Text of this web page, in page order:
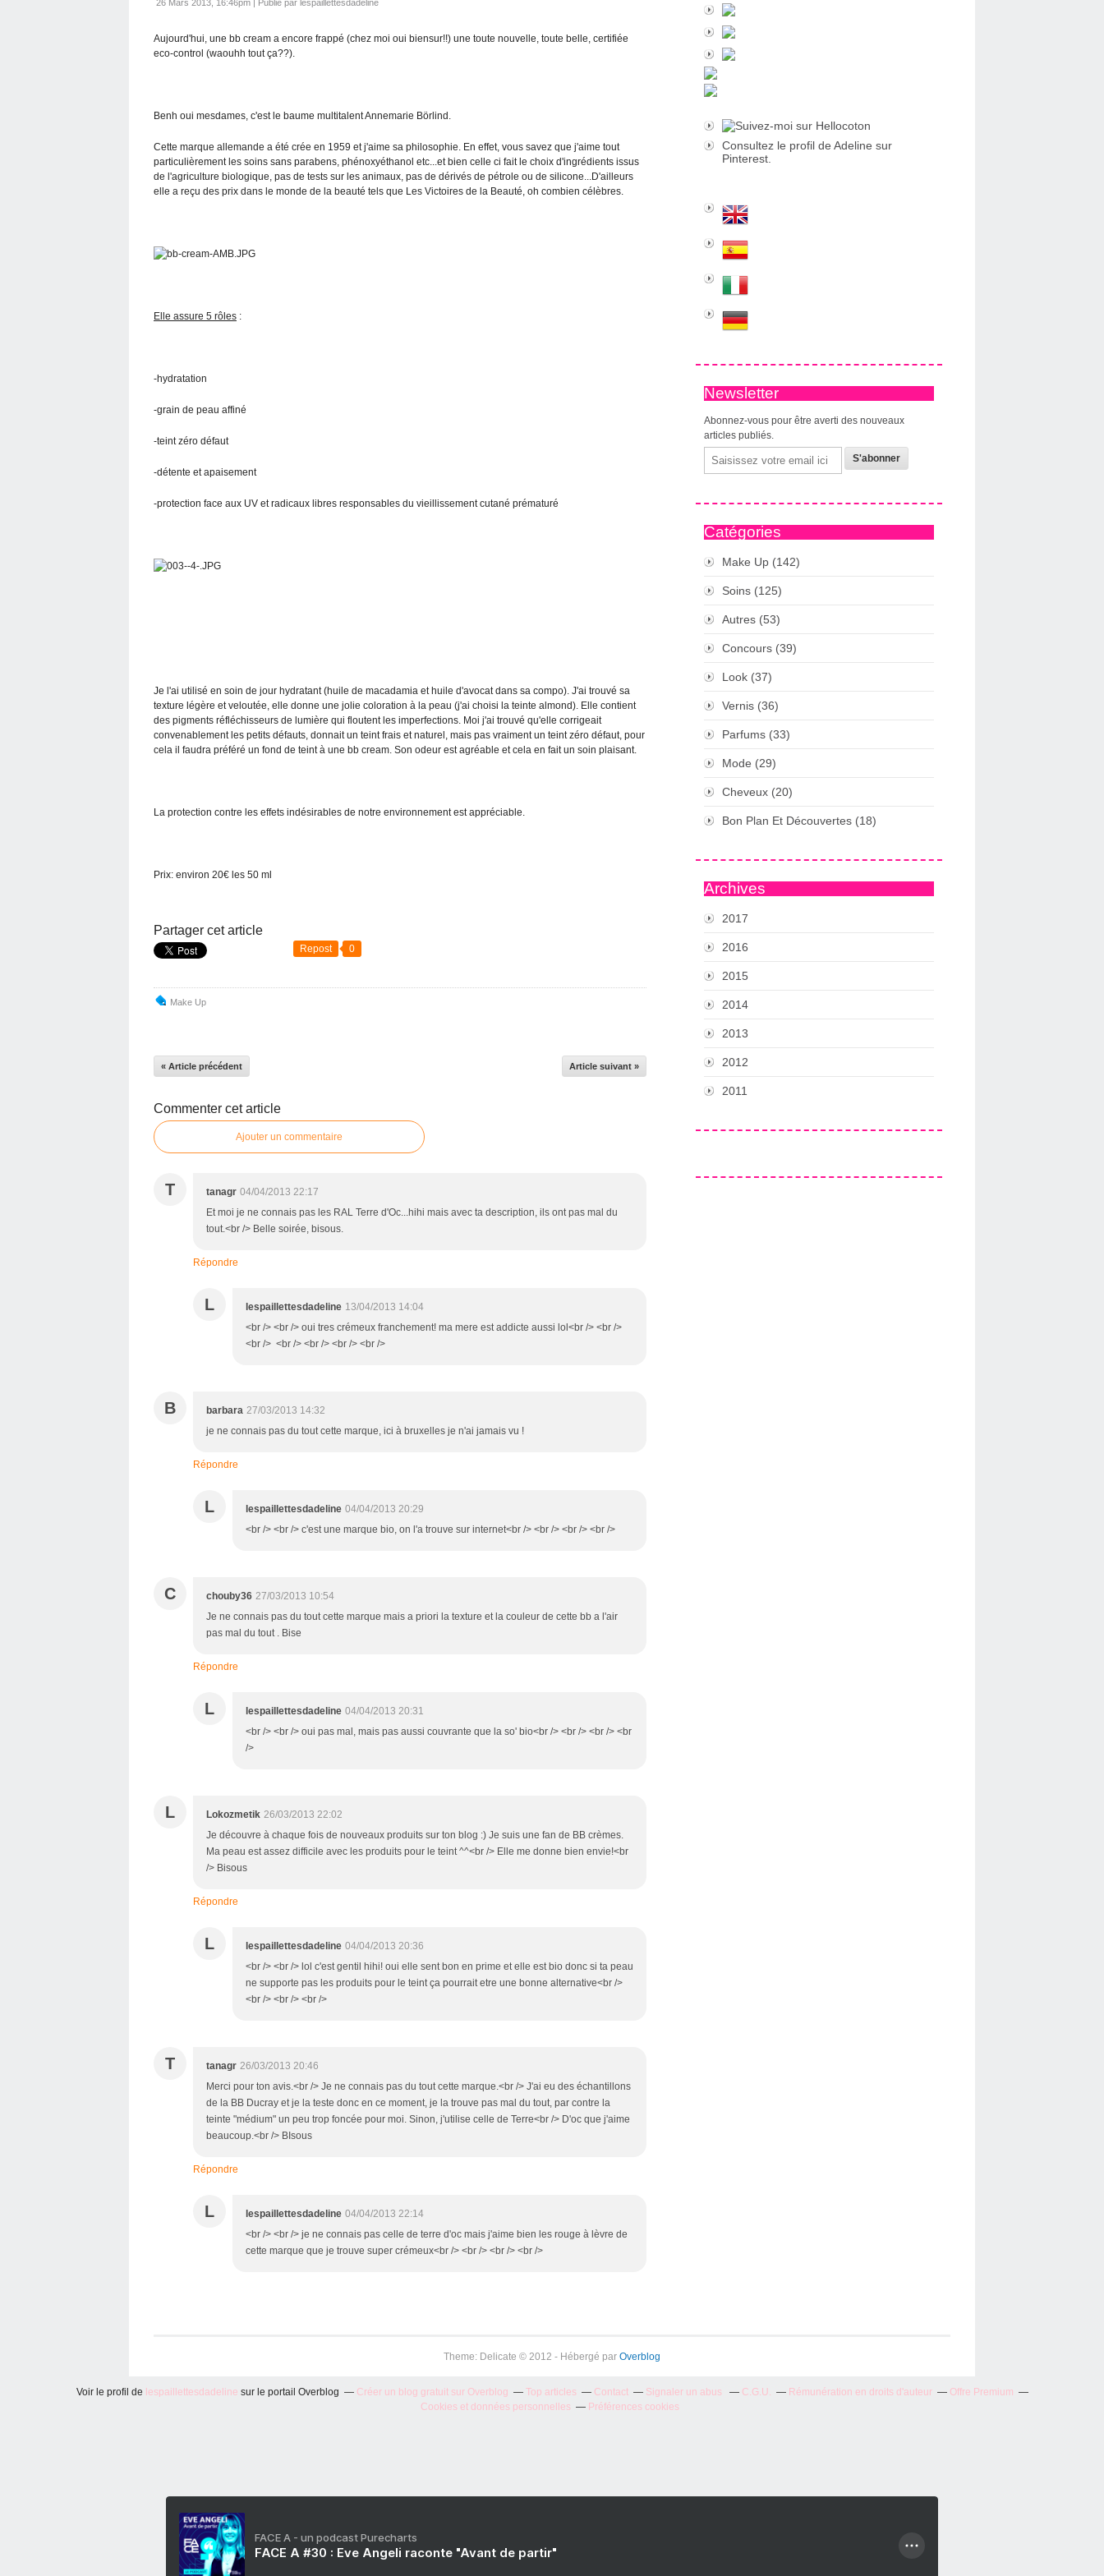
26 Mars 2013, 16:46pm | Publié par lespaillettesdadeline
Aujourd'hui, une bb cream a encore frappé (chez moi oui biensur!!) une toute nouvelle, toute belle, certifiée
eco-control (waouhh tout ça??).
Benh oui mesdames, c'est le baume multitalent Annemarie Börlind.
Cette marque allemande a été crée en 1959 et j'aime sa philosophie. En effet, vous savez que j'aime tout
particulièrement les soins sans parabens, phénoxyéthanol etc...et bien celle ci fait le choix d'ingrédients issus
de l'agriculture biologique, pas de tests sur les animaux, pas de dérivés de pétrole ou de silicone...D'ailleurs
elle a reçu des prix dans le monde de la beauté tels que Les Victoires de la Beauté, oh combien célèbres.
Elle assure 5 rôles :
-hydratation
-grain de peau affiné
-teint zéro défaut
-détente et apaisement
-protection face aux UV et radicaux libres responsables du vieillissement cutané prématuré
Je l'ai utilisé en soin de jour hydratant (huile de macadamia et huile d'avocat dans sa compo). J'ai trouvé sa
texture légère et veloutée, elle donne une jolie coloration à la peau (j'ai choisi la teinte almond). Elle contient
des pigments réfléchisseurs de lumière qui floutent les imperfections. Moi j'ai trouvé qu'elle corrigeait
convenablement les petits défauts, donnait un teint frais et naturel, mais pas vraiment un teint zéro défaut, pour
cela il faudra préféré un fond de teint à une bb cream. Son odeur est agréable et cela en fait un soin plaisant.
La protection contre les effets indésirables de notre environnement est appréciable.
Prix: environ 20€ les 50 ml
Partager cet article
Repost 0
Make Up
« Article précédent Article suivant »
Commenter cet article
Ajouter un commentaire
T tanagr 04/04/2013 22:17
Et moi je ne connais pas les RAL Terre d'Oc...hihi mais avec ta description, ils ont pas mal du
tout.<br /> Belle soirée, bisous.
Répondre
L lespaillettesdadeline 13/04/2013 14:04
<br /> <br /> oui tres crémeux franchement! ma mere est addicte aussi lol<br /> <br />
<br /> <br /> <br /> <br /> <br />
B barbara 27/03/2013 14:32
je ne connais pas du tout cette marque, ici à bruxelles je n'ai jamais vu !
Répondre
L lespaillettesdadeline 04/04/2013 20:29
<br /> <br /> c'est une marque bio, on l'a trouve sur internet<br /> <br /> <br /> <br />
C chouby36 27/03/2013 10:54
Je ne connais pas du tout cette marque mais a priori la texture et la couleur de cette bb a l'air
pas mal du tout . Bise
Répondre
L lespaillettesdadeline 04/04/2013 20:31
<br /> <br /> oui pas mal, mais pas aussi couvrante que la so' bio<br /> <br /> <br /> <br
/>
L Lokozmetik 26/03/2013 22:02
Je découvre à chaque fois de nouveaux produits sur ton blog :) Je suis une fan de BB crèmes.
Ma peau est assez difficile avec les produits pour le teint ^^<br /> Elle me donne bien envie!<br
/> Bisous
Répondre
L lespaillettesdadeline 04/04/2013 20:36
<br /> <br /> lol c'est gentil hihi! oui elle sent bon en prime et elle est bio donc si ta peau
ne supporte pas les produits pour le teint ça pourrait etre une bonne alternative<br />
<br /> <br /> <br />
T tanagr 26/03/2013 20:46
Merci pour ton avis.<br /> Je ne connais pas du tout cette marque.<br /> J'ai eu des échantillons
de la BB Ducray et je la teste donc en ce moment, je la trouve pas mal du tout, par contre la
teinte "médium" un peu trop foncée pour moi. Sinon, j'utilise celle de Terre<br /> D'oc que j'aime
beaucoup.<br /> BIsous
Répondre
L lespaillettesdadeline 04/04/2013 22:14
<br /> <br /> je ne connais pas celle de terre d'oc mais j'aime bien les rouge à lèvre de
cette marque que je trouve super crémeux<br /> <br /> <br /> <br />
Consultez le profil de Adeline sur
Pinterest.
Newsletter
Abonnez-vous pour être averti des nouveaux
articles publiés.
Email
Catégories
Make Up (142)
Soins (125)
Autres (53)
Concours (39)
Look (37)
Vernis (36)
Parfums (33)
Mode (29)
Cheveux (20)
Bon Plan Et Découvertes (18)
Archives
2017
2016
2015
2014
2013
2012
2011
Theme: Delicate © 2012 - Hébergé par Overblog
Voir le profil de lespaillettesdadeline sur le portail Overblog Créer un blog gratuit sur Overblog Top articles Contact Signaler un abus C.G.U. Rémunération en droits d'auteur
Offre Premium
Cookies et données personnelles
Préférences cookies
FACE A - un podcast Purecharts
FACE A #30 : Eve Angeli raconte "Avant de partir"